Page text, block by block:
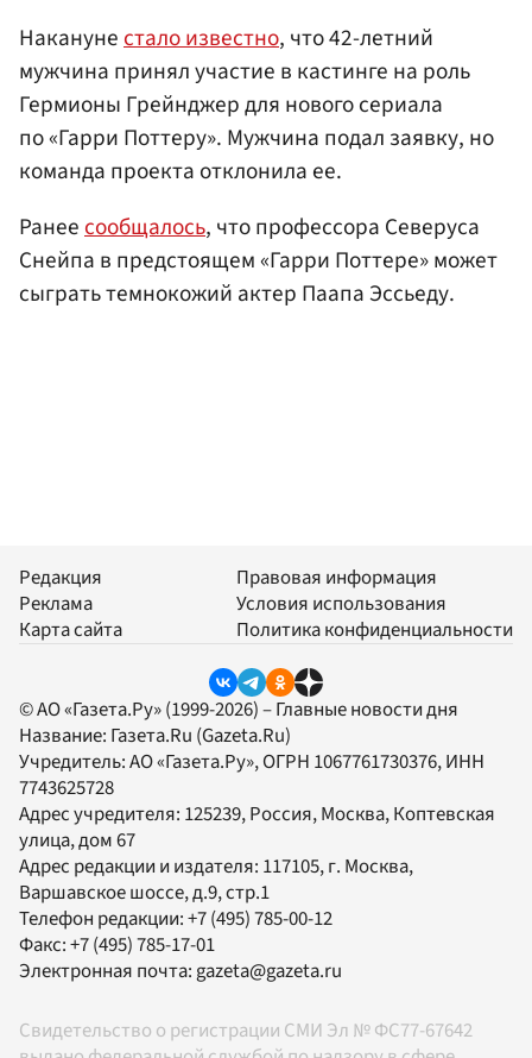
Наканунестало известно, что 42-летний
мужчина принял участие в кастинге на роль
Гермионы Грейнджер для нового сериала
по «Гарри Поттеру». Мужчина подал заявку, но
команда проекта отклонила ее.
Ранеесообщалось, что профессора Северуса
Снейпа в предстоящем «Гарри Поттере» может
сыграть темнокожий актер Паапа Эссьеду.
Редакция
Реклама
Карта сайта
Правовая информация
Условия использования
Политика конфиденциальности
© АО «Газета.Ру» (1999-2026) – Главные новости дня
Название: Газета.Ru (Gazeta.Ru)
Учредитель:АО «Газета.Ру», ОГРН 1067761730376, ИНН
7743625728
Адрес учредителя: 125239, Россия, Москва, Коптевская
улица, дом 67
Адрес редакции и издателя: 117105, г. Москва,
Варшавское шоссе, д.9, стр.1
Телефон редакции:+7 (495) 785-00-12
Факс:+7 (495) 785-17-01
Электронная почта: gazeta@gazeta.ru
Свидетельство о регистрации СМИ Эл № ФС77-67642